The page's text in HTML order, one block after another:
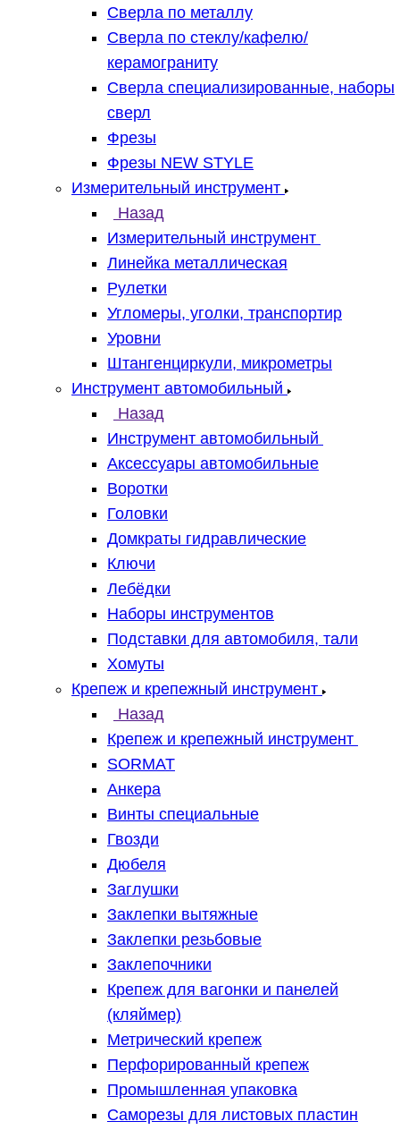
Сверла по металлу
Сверла по стеклу/кафелю/
керамограниту
Сверла специализированные, наборы
сверл
Фрезы
Фрезы NEW STYLE
Измерительный инструмент
Назад
Измерительный инструмент
Линейка металлическая
Рулетки
Угломеры, уголки, транспортир
Уровни
Штангенциркули, микрометры
Инструмент автомобильный
Назад
Инструмент автомобильный
Аксессуары автомобильные
Воротки
Головки
Домкраты гидравлические
Ключи
Лебёдки
Наборы инструментов
Подставки для автомобиля, тали
Хомуты
Крепеж и крепежный инструмент
Назад
Крепеж и крепежный инструмент
SORMAT
Анкера
Винты специальные
Гвозди
Дюбеля
Заглушки
Заклепки вытяжные
Заклепки резьбовые
Заклепочники
Крепеж для вагонки и панелей
(кляймер)
Метрический крепеж
Перфорированный крепеж
Промышленная упаковка
Саморезы для листовых пластин